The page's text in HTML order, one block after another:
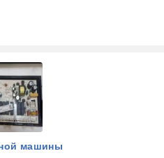
машины